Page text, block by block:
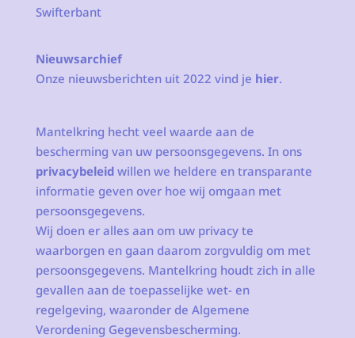
Swifterbant
Nieuwsarchief
Onze nieuwsberichten uit 2022 vind je hier.
Mantelkring hecht veel waarde aan de
bescherming van uw persoonsgegevens. In ons
privacybeleidwillen we heldere en transparante
informatie geven over hoe wij omgaan met
persoonsgegevens.
Wij doen er alles aan om uw privacy te
waarborgen en gaan daarom zorgvuldig om met
persoonsgegevens. Mantelkring houdt zich in alle
gevallen aan de toepasselijke wet- en
regelgeving, waaronder de Algemene
Verordening Gegevensbescherming.